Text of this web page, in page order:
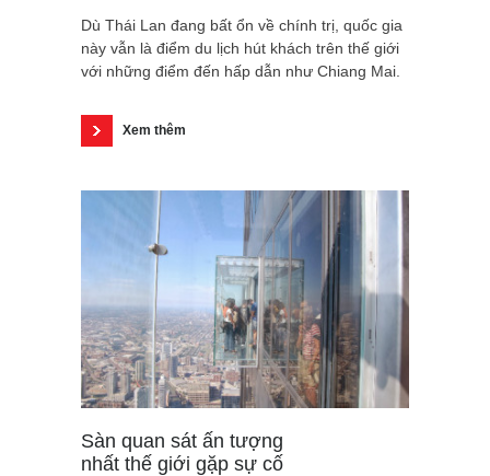
Dù Thái Lan đang bất ổn về chính trị, quốc gia
này vẫn là điểm du lịch hút khách trên thế giới
với những điểm đến hấp dẫn như Chiang Mai.
Xem thêm
Sàn quan sát ấn tượng
nhất thế giới gặp sự cố